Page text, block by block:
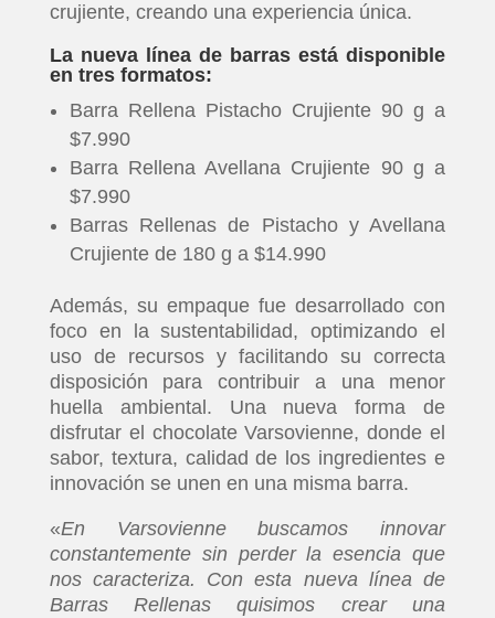
crujiente, creando una experiencia única.
La nueva línea de barras está disponible
en tres formatos:
Barra Rellena Pistacho Crujiente 90 g a
$7.990
Barra Rellena Avellana Crujiente 90 g a
$7.990
Barras Rellenas de Pistacho y Avellana
Crujiente de 180 g a $14.990
Además, su empaque fue desarrollado con
foco en la sustentabilidad, optimizando el
uso de recursos y facilitando su correcta
disposición para contribuir a una menor
huella ambiental. Una nueva forma de
disfrutar el chocolate Varsovienne, donde el
sabor, textura, calidad de los ingredientes e
innovación se unen en una misma barra.
«En Varsovienne buscamos innovar
constantemente sin perder la esencia que
nos caracteriza. Con esta nueva línea de
Barras Rellenas quisimos crear una